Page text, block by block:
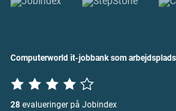
Computerworld it-jobbank som arbejdsplads
28 evalueringer på Jobindex